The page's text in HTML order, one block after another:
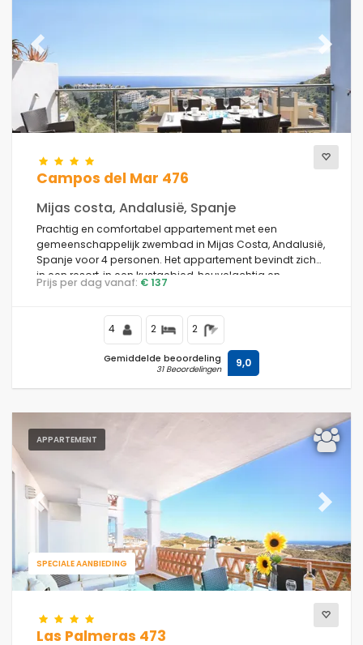
Previous Next
Campos del Mar 476
Mijas costa, Andalusië, Spanje
Prachtig en comfortabel appartement met een
gemeenschappelijk zwembad in Mijas Costa, Andalusië,
Spanje voor 4 personen. Het appartement bevindt zich
in een resort, in een kustgebied, heuvelachtig en
residentieel, 4 km van het strand Playa de Calahonda en
Prijs per dag vanaf: € 137
4 2 2
Gemiddelde beoordeling
31 Beoordelingen 9,0
APPARTEMENT
SPECIALE AANBIEDING
Previous Next
Las Palmeras 473